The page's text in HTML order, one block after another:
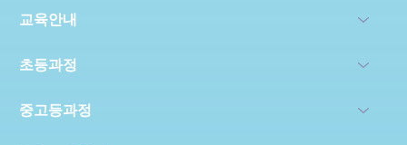
교육안내
초등과정
중고등과정